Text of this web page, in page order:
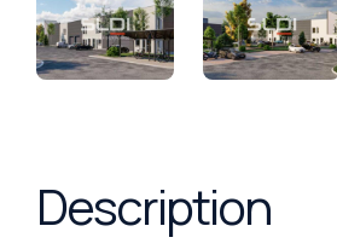
Description